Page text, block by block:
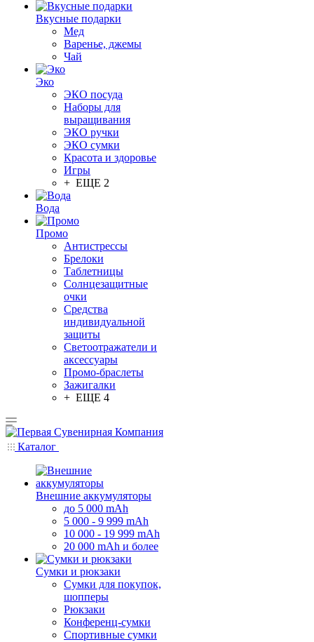
Вкусные подарки
Мед
Варенье, джемы
Чай
Эко
ЭКО посуда
Наборы для
выращивания
ЭКО ручки
ЭКО сумки
Красота и здоровье
Игры
+ ЕЩЕ 2
Вода
Промо
Антистрессы
Брелоки
Таблетницы
Солнцезащитные
очки
Средства
индивидуальной
защиты
Светоотражатели и
аксессуары
Промо-браслеты
Зажигалки
+ ЕЩЕ 4
Каталог
Внешние аккумуляторы
до 5 000 mAh
5 000 - 9 999 mAh
10 000 - 19 999 mAh
20 000 mAh и более
Сумки и рюкзаки
Сумки для покупок,
шопперы
Рюкзаки
Конференц-сумки
Спортивные сумки